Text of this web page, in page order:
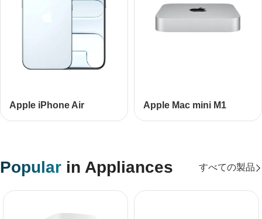
Apple iPhone Air Apple Mac mini М1
Popular in Appliances すべての製品